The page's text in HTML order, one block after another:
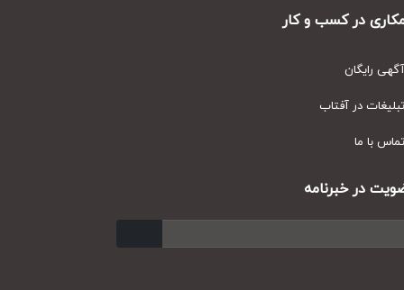
در کسب و کار
رایگان
در آفتاب
با ما
در خبرنامه